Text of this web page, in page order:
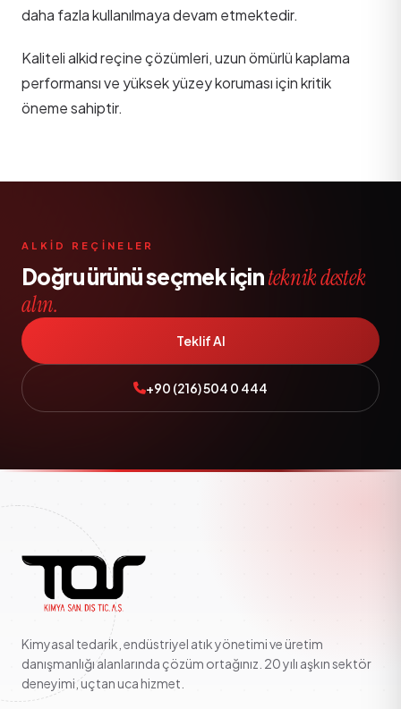
daha fazla kullanılmaya devam etmektedir.
Kaliteli alkid reçine çözümleri, uzun ömürlü kaplama
performansı ve yüksek yüzey koruması için kritik
öneme sahiptir.
ALKİD REÇİNELER
Doğru ürünü seçmek içinteknik destek
alın.
Teklif Al
+90 (216) 504 0 444
Kimyasal tedarik, endüstriyel atık yönetimi ve üretim
danışmanlığı alanlarında çözüm ortağınız. 20 yılı aşkın sektör
deneyimi, uçtan uca hizmet.